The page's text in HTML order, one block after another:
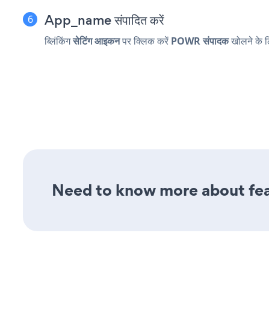
App_name संपादित करें
ब्लिंकिंगसेटिंग आइकनपर क्लिक करें POWR संपादकखोलने के
Need to know more about